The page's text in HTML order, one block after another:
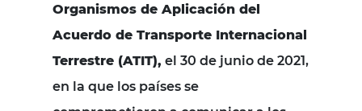
Organismos de Aplicación del
Acuerdo de Transporte Internacional
Terrestre (ATIT), el 30 de junio de 2021,
en la que los países se